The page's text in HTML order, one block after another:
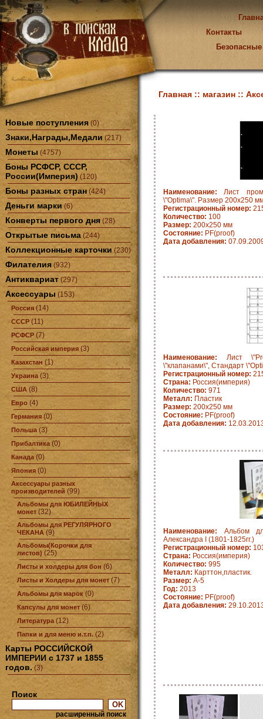
Контакты
Новые поступления (0)
Знаки,Награды,Медали (217)
Монеты (4757)
Боны РСФСР, СССР,
России(Империя) (120)
Боны разных стран (424)
Деньги марки (6)
Конверты первого дня (28)
Открытые письма (244)
Коллекционные карточки (230)
Филателия (932)
Антиквариат (297)
Аксессуары (153)
Россия (14)
СССР (11)
РСФСР (7)
Российская империя (3)
Казахстан (1)
Украина (3)
США (8)
Евро (4)
Германия (0)
Польша(3)
Прибалтика(0)
Канада (0)
Япония (0)
Аксессуары разных
производителей (99)
Альбомы для ЮБИЛЕЙНЫХ
монет (32)
Альбомы для РЕГУЛЯРНОГО
ЧЕКАНА (9)
Альбомы(Корочки для
листов) (25)
Листы и холдеры для бон (6)
Листы и Холдеры для монет (7)
Альбомы для марок (0)
Капсулы для монет (6)
Литература (12)
Папки и для меню и.т.п. (2)
Карты РОССИЙСКОЙ
ИМПЕРИИ с 1737 и 1855
годов. (3)
Поиск
расширенный поиск
Главная :: магазин ::
Наименование: Лист
\"Optima\". Размер 200х250
Регистрационный номер:
Количество: 100
Размер: 200х250 мм
Состояние: PF(proof)
Дата добавления:
Наименование: Лист
\"клапанами\", Стандарт
Регистрационный номер:
Страна: Россия(империя)
Количество: 971
Металл: Пластик
Размер: 200х250 мм
Состояние: PF(proof)
Дата добавления:
Наименование: Альбом
Александра I (1801-1825гг.)
Регистрационный номер:
Страна: Россия(империя)
Количество: 995
Металл: Карттон,пластик.
Размер: А-5
Год: 2013
Состояние: PF(proof)
Дата добавления: